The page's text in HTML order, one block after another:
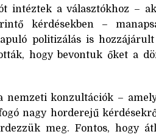
intéztek a választókhoz –
kérdésekben –
politizálás is
hogy bevontuk őket a
nemzeti konzultációk –
nagy horderejű
meg. Fontos, hogy